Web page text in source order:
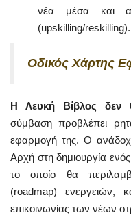
νέα μέσα και
(upskilling/reskilling).
Οδικός Χάρτης
Η Λευκή Βίβλος δεν
σύμβαση προβλέπει
εφαρμογή της. Ο
Αρχή στη δημιουργία
το οποίο θα
(roadmap) ενεργειών,
επικοινωνίας των νέων